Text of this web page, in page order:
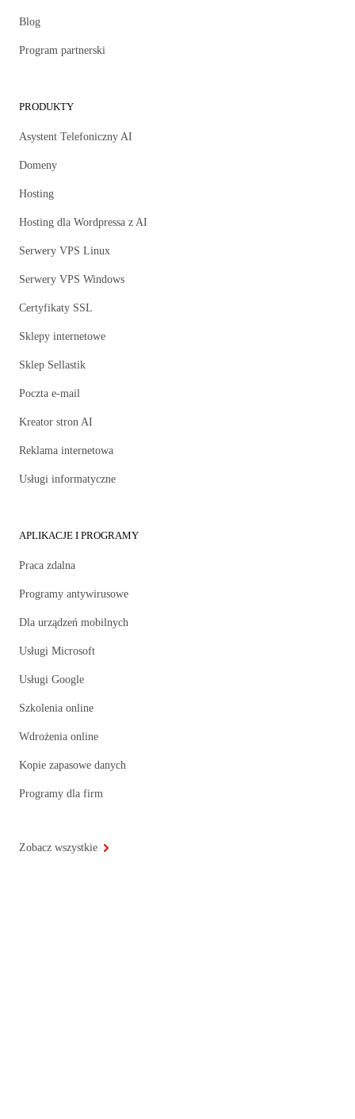
Blog
Program partnerski
PRODUKTY
Asystent Telefoniczny AI
Domeny
Hosting
Hosting dla Wordpressa z AI
Serwery VPS Linux
Serwery VPS Windows
Certyfikaty SSL
Sklepy internetowe
Sklep Sellastik
Poczta e-mail
Kreator stron AI
Reklama internetowa
Usługi informatyczne
APLIKACJE I PROGRAMY
Praca zdalna
Programy antywirusowe
Dla urządzeń mobilnych
Usługi Microsoft
Usługi Google
Szkolenia online
Wdrożenia online
Kopie zapasowe danych
Programy dla firm
Zobacz wszystkie